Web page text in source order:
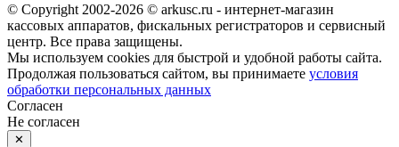
© Copyright 2002-2026 © arkusc.ru - интернет-магазин
кассовых аппаратов, фискальных регистраторов и сервисный
центр. Все права защищены.
Мы используем cookies для быстрой и удобной работы сайта.
Продолжая пользоваться сайтом, вы принимаете условия
обработки персональных данных
Согласен
Не согласен
✕